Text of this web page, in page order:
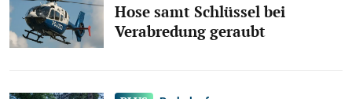
Hose samt Schlüssel bei
Verabredung geraubt